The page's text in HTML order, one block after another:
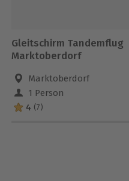
Gleitschirm Tandemflug
Marktoberdorf
Marktoberdorf
1 Person
4 (7)